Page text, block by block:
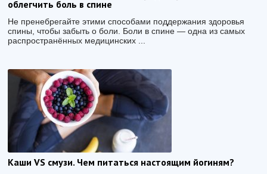
облегчить боль в спине
Не пренебрегайте этими способами поддержания здоровья
спины, чтобы забыть о боли. Боли в спине — одна из самых
распространённых медицинских ...
Каши VS смузи. Чем питаться настоящим йогиням?